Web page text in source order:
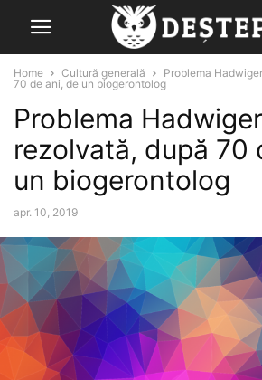
Home Cultură generală
Problema
70 de ani, de un biogerontolog
Problema
rezolvată, după 70
un biogerontolog
apr. 10, 2019